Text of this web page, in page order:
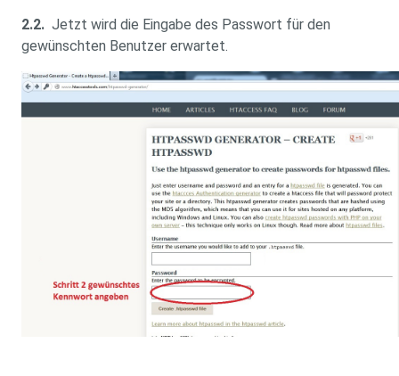
2.2. Jetzt wird die Eingabe des Passwort für den
gewünschten Benutzer erwartet.